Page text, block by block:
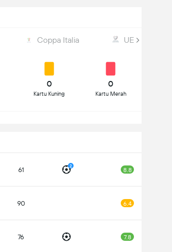
Coppa Italia UEFA WC
0
Kartu Kuning
0
Kartu Merah
61 2
8.8
90 6.4
76 7.8